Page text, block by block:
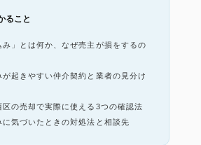
ること
み」とは何か、なぜ売主が損をするの
が起きやすい仲介契約と業者の見分け
区の売却で実際に使える3つの確認法
に気づいたときの対処法と相談先